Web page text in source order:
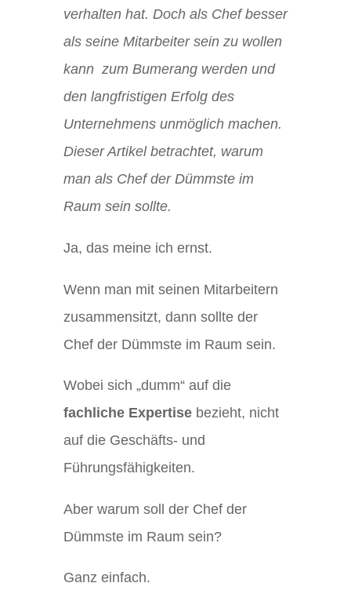
verhalten hat. Doch als Chef besser
als seine Mitarbeiter sein zu wollen
kann zum Bumerang werden und
den langfristigen Erfolg des
Unternehmens unmöglich machen.
Dieser Artikel betrachtet, warum
man als Chef der Dümmste im
Raum sein sollte.
Ja, das meine ich ernst.
Wenn man mit seinen Mitarbeitern
zusammensitzt, dann sollte der
Chef der Dümmste im Raum sein.
Wobei sich „dumm“ auf die
fachliche Expertisebezieht, nicht
auf die Geschäfts- und
Führungsfähigkeiten.
Aber warum soll der Chef der
Dümmste im Raum sein?
Ganz einfach.